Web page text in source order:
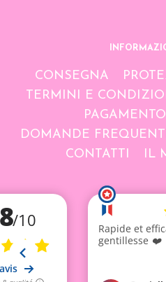
CONSEGNA
TERMINI E
DOMANDE
CONTATTI
IL